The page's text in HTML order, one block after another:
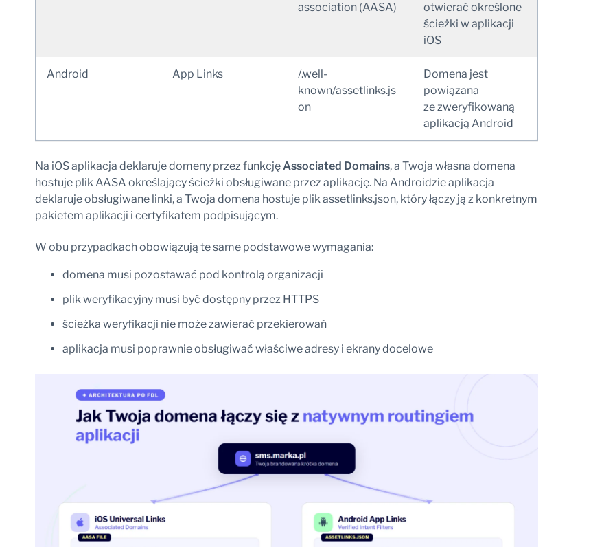
association (AASA)
otwierać określone
ścieżki w aplikacji
iOS
Android App Links
/.well-
known/assetlinks.js
on
Domena jest
powiązana
ze zweryfikowaną
aplikacją Android
Na iOS aplikacja deklaruje domeny przez funkcjęAssociated Domains, a Twoja własna domena
hostuje plik AASA określający ścieżki obsługiwane przez aplikację. Na Androidzie aplikacja
deklaruje obsługiwane linki, a Twoja domena hostuje plik assetlinks.json, który łączy ją z konkretnym
pakietem aplikacji i certyfikatem podpisującym.
W obu przypadkach obowiązują te same podstawowe wymagania:
domena musi pozostawać pod kontrolą organizacji
plik weryfikacyjny musi być dostępny przez HTTPS
ścieżka weryfikacji nie może zawierać przekierowań
aplikacja musi poprawnie obsługiwać właściwe adresy i ekrany docelowe